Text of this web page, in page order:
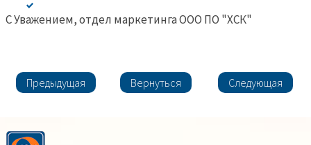
С Уважением, отдел маркетинга ООО ПО "ХСК"
Предыдущая Вернуться Следующая